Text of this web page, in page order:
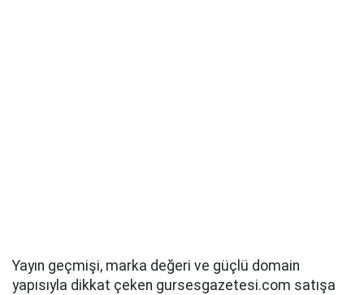
Yayın geçmişi, marka değeri ve güçlü domain
yapısıyla dikkat çeken gursesgazetesi.com satışa